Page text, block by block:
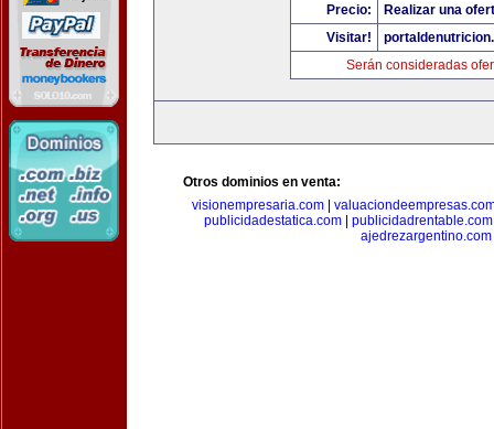
Precio:
Realizar una
Visitar!
Serán consideradas
Otros dominios en venta:
visionempresaria.com
publicidadestatica.com
publicidadrentable.com
ajedrezargentino.com